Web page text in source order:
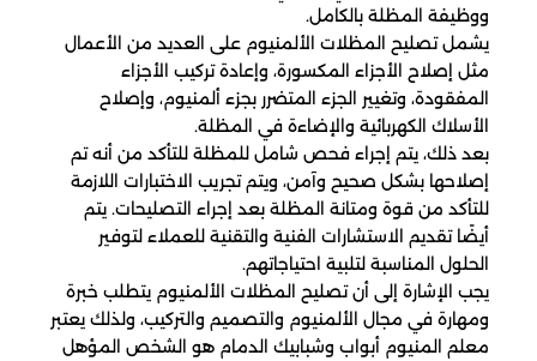
ووظيفة المظلة بالكامل.
يشمل تصليح المظلات الألمنيوم على العديد من الأعمال
مثل إصلاح الأجزاء المكسورة، وإعادة تركيب الأجزاء
المفقودة، وتغيير الجزء المتضرر بجزء ألمنيوم، وإصلاح
الأسلاك الكهربائية والإضاءة في المظلة.
بعد ذلك، يتم إجراء فحص شامل للمظلة للتأكد من أنه تم
إصلاحها بشكل صحيح وآمن، ويتم تجريب الاختبارات اللازمة
للتأكد من قوة ومتانة المظلة بعد إجراء التصليحات. يتم
أيضًا تقديم الاستشارات الفنية والتقنية للعملاء لتوفير
الحلول المناسبة لتلبية احتياجاتهم.
يجب الإشارة إلى أن تصليح المظلات الألمنيوم يتطلب خبرة
ومهارة في مجال الألمنيوم والتصميم والتركيب، ولذلك يعتبر
معلم المنيوم أبواب وشبابيك الدمام هو الشخص المؤهل